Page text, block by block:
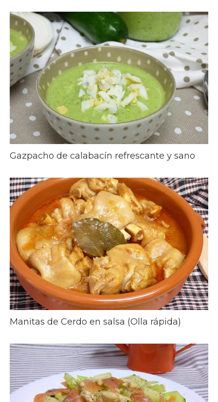
Gazpacho de calabacín refrescante y sano
Manitas de Cerdo en salsa (Olla rápida)